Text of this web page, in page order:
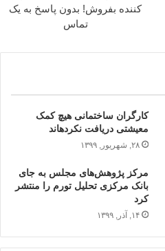
کننده بفروش! بدون پاسخ به یک
تماس
کارگران ساختمانی هیچ کمک
معیشتی دریافت نکرده‎اند
۲۸, شهریور, ۱۳۹۹
مرکز پژوهش‌های مجلس به جای
بانک مرکزی تحلیل تورم را منتشر
کرد
۱۴, آذر, ۱۳۹۹